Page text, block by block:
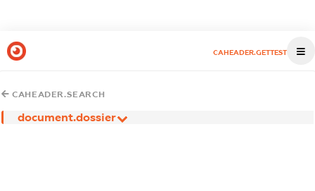
CAHEADER.GETTEST
CAHEADER.SEARCH
document.dossier